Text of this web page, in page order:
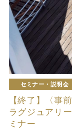
セミナー・説明会
【終了】〈事
ラグジュアリ
ミナー